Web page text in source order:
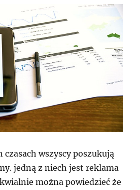
czasach wszyscy poszukują
jedną z niech jest reklama
można powiedzieć że